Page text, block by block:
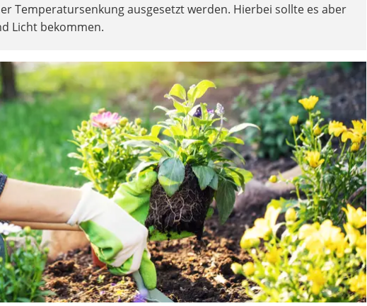
Temperatursenkung ausgesetzt werden. Hierbei sollte es aber
Licht bekommen.